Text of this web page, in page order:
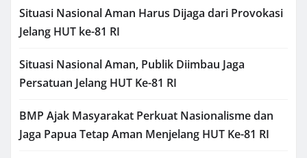
Situasi Nasional Aman Harus Dijaga dari Provokasi
Jelang HUT ke-81 RI
Situasi Nasional Aman, Publik Diimbau Jaga
Persatuan Jelang HUT Ke-81 RI
BMP Ajak Masyarakat Perkuat Nasionalisme dan
Jaga Papua Tetap Aman Menjelang HUT Ke-81 RI